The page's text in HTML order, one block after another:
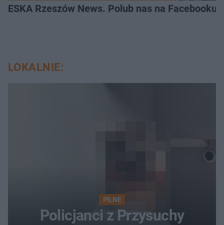
ESKA Rzeszów News. Polub nas na Facebooku!
LOKALNIE:
PILNE
Policjanci z Przysuchy